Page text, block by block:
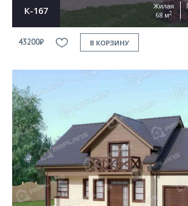
К-167
Жилая
68 м2
43200₽ В КОРЗИНУ